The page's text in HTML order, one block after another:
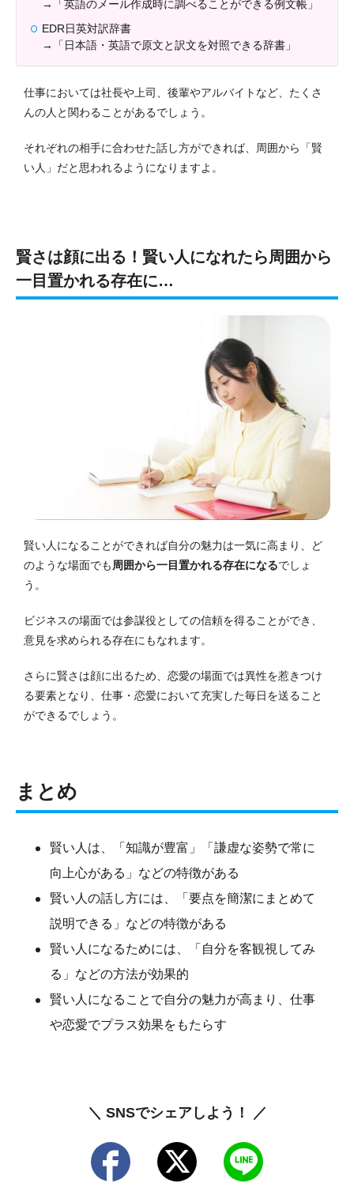
→「英語のメール作成時に調べることができる例文帳」
EDR日英対訳辞書
→「日本語・英語で原文と訳文を対照できる辞書」
仕事においては社長や上司、後輩やアルバイトなど、たくさ
んの人と関わることがあるでしょう。
それぞれの相手に合わせた話し方ができれば、周囲から「賢
い人」だと思われるようになりますよ。
賢さは顔に出る！賢い人になれたら周囲から
一目置かれる存在に…
賢い人になることができれば自分の魅力は一気に高まり、ど
のような場面でも周囲から一目置かれる存在になるでしょ
う。
ビジネスの場面では参謀役としての信頼を得ることができ、
意見を求められる存在にもなれます。
さらに賢さは顔に出るため、恋愛の場面では異性を惹きつけ
る要素となり、仕事・恋愛において充実した毎日を送ること
ができるでしょう。
まとめ
賢い人は、「知識が豊富」「謙虚な姿勢で常に
向上心がある」などの特徴がある
賢い人の話し方には、「要点を簡潔にまとめて
説明できる」などの特徴がある
賢い人になるためには、「自分を客観視してみ
る」などの方法が効果的
賢い人になることで自分の魅力が高まり、仕事
や恋愛でプラス効果をもたらす
＼ SNSでシェアしよう！ ／